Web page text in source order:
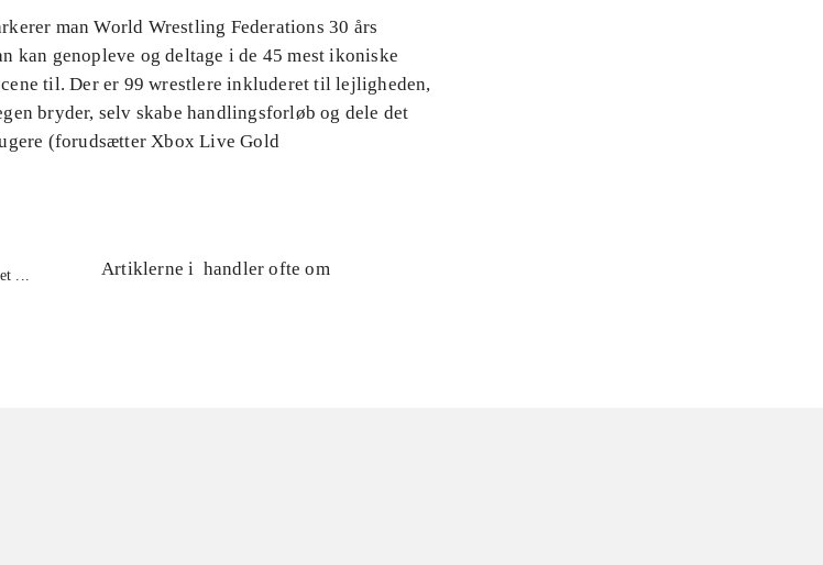
man World Wrestling Federations 30 års
kan genopleve og deltage i de 45 mest ikoniske
til. Der er 99 wrestlere inkluderet til lejligheden,
bryder, selv skabe handlingsforløb og dele det
(forudsætter Xbox Live Gold
...
Artiklerne i handler ofte om